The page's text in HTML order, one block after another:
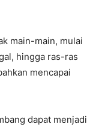
main-main, mulai
hingga ras-ras
mencapai
dapat menjadi